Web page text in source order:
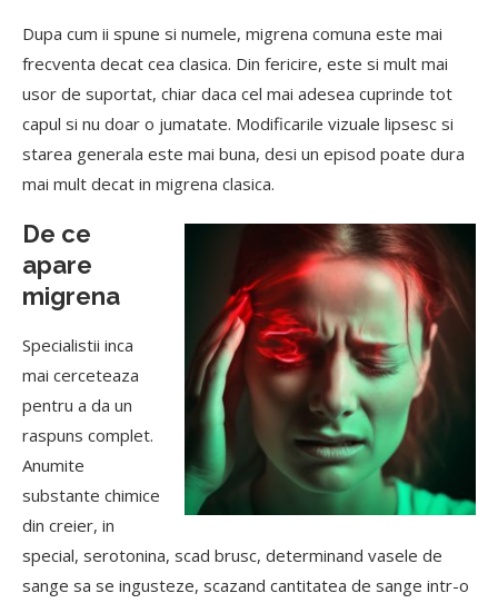
Dupa cum ii spune si numele, migrena comuna este mai
frecventa decat cea clasica. Din fericire, este si mult mai
usor de suportat, chiar daca cel mai adesea cuprinde tot
capul si nu doar o jumatate. Modificarile vizuale lipsesc si
starea generala este mai buna, desi un episod poate dura
mai mult decat in migrena clasica.
De ce
apare
migrena
Specialistii inca
mai cerceteaza
pentru a da un
raspuns complet.
Anumite
substante chimice
din creier, in
special, serotonina, scad brusc, determinand vasele de
sange sa se ingusteze, scazand cantitatea de sange intr-o